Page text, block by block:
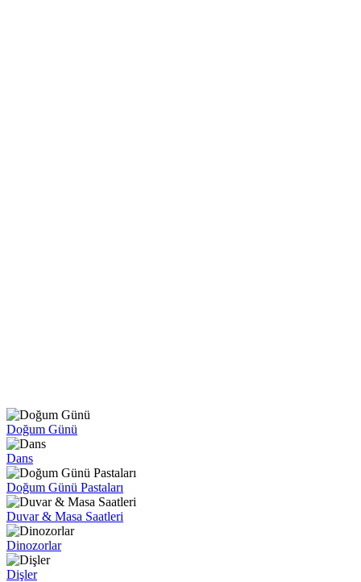
Doğum Günü
Dans
Doğum Günü Pastaları
Duvar & Masa Saatleri
Dinozorlar
Dişler